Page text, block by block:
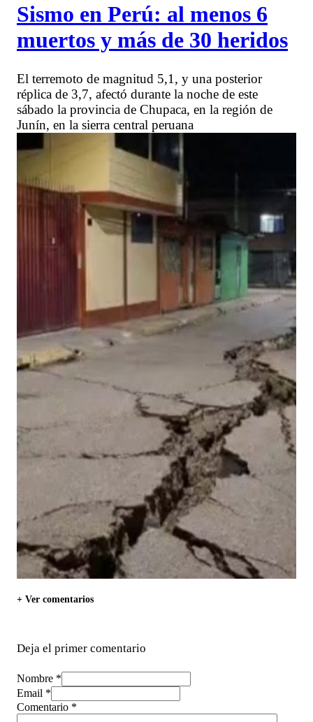
Sismo en Perú: al menos 6
muertos y más de 30 heridos
El terremoto de magnitud 5,1, y una posterior
réplica de 3,7, afectó durante la noche de este
sábado la provincia de Chupaca, en la región de
Junín, en la sierra central peruana
+ Ver comentarios
Deja el primer comentario
Nombre *
Email *
Comentario *